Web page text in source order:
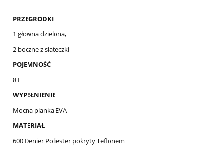
PRZEGRODKI
1 głowna dzielona,
2 boczne z siateczki
POJEMNOŚĆ
8 L
WYPEŁNIENIE
Mocna pianka EVA
MATERIAŁ
600 Denier Poliester pokryty Teflonem